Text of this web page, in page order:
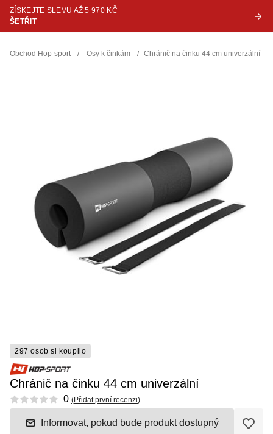
ZÍSKEJTE SLEVU AŽ 5 970 KČ
ŠETŘIT
Obchod Hop-sport / Osy k činkám / Chránič na činku 44 cm univerzální
297 osob si koupilo
Chránič na činku 44 cm univerzální
Reviews 0 (Přidat první recenzi)
Informovat, pokud bude produkt dostupný